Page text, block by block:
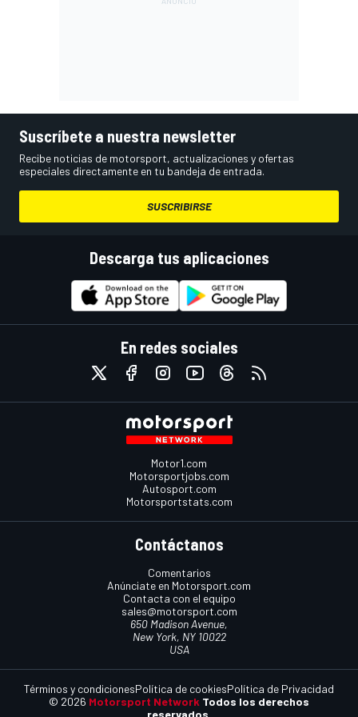
Suscríbete a nuestra newsletter
Recibe noticias de motorsport, actualizaciones y ofertas
especiales directamente en tu bandeja de entrada.
SUSCRIBIRSE
Descarga tus aplicaciones
En redes sociales
Motor1.com
Motorsportjobs.com
Autosport.com
Motorsportstats.com
Contáctanos
Comentarios
Anúnciate en Motorsport.com
Contacta con el equipo
sales@motorsport.com
650 Madison Avenue,
New York, NY 10022
USA
© 2026 Motorsport Network Todos los derechos
reservados.
Términos y condicionesPolítica de cookiesPolítica de Privacidad